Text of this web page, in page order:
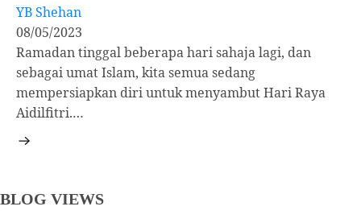
YB Shehan
08/05/2023
Ramadan tinggal beberapa hari sahaja lagi, dan
sebagai umat Islam, kita semua sedang
mempersiapkan diri untuk menyambut Hari Raya
Aidilfitri.…
BLOG VIEWS